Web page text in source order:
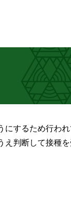
するため行われ
え判断して接種